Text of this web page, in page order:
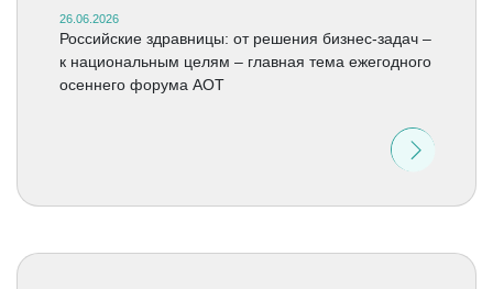
26.06.2026
Российские здравницы: от решения бизнес-задач –
к национальным целям – главная тема ежегодного
осеннего форума АОТ